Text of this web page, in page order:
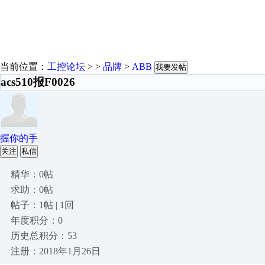
当前位置： 工控论坛 > > 品牌 > ABB 我要发帖
acs510报F0026
握你的手
关注 私信
精华：0帖
求助：0帖
帖子：1帖 | 1回
年度积分：0
历史总积分：53
注册：2018年1月26日